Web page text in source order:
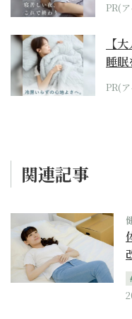
PR(
【
睡眠
PR(
関連記事